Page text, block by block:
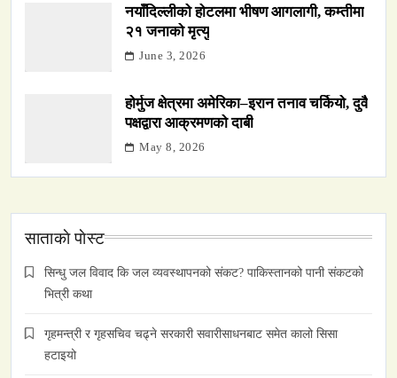
नयाँदिल्लीको होटलमा भीषण आगलागी, कम्तीमा
२१ जनाको मृत्यु
June 3, 2026
होर्मुज क्षेत्रमा अमेरिका–इरान तनाव चर्कियो, दुवै
पक्षद्वारा आक्रमणको दाबी
May 8, 2026
साताकाे पाेस्ट
सिन्धु जल विवाद कि जल व्यवस्थापनको संकट? पाकिस्तानको पानी संकटको
भित्री कथा
गृहमन्त्री र गृहसचिव चढ्ने सरकारी सवारीसाधनबाट समेत कालो सिसा
हटाइयो